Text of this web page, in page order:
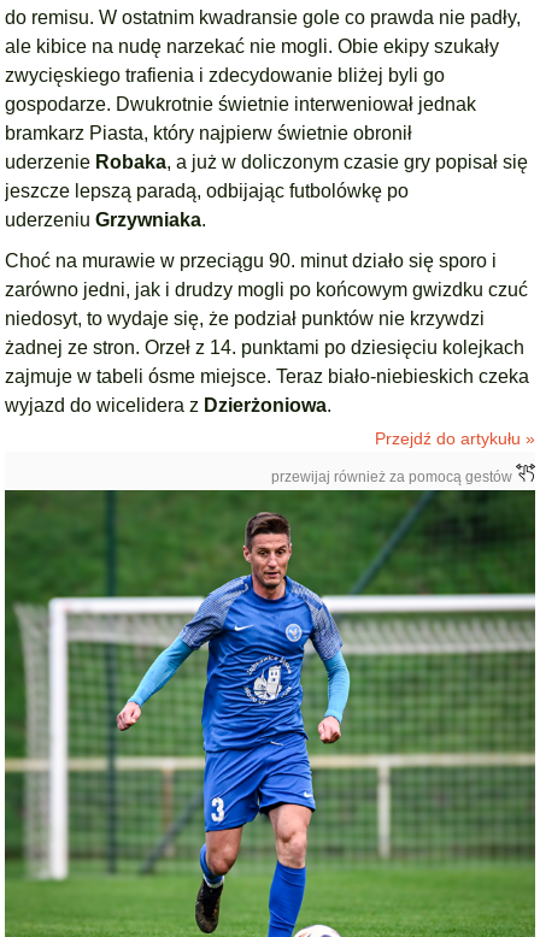
do remisu. W ostatnim kwadransie gole co prawda nie padły,
ale kibice na nudę narzekać nie mogli. Obie ekipy szukały
zwycięskiego trafienia i zdecydowanie bliżej byli go
gospodarze. Dwukrotnie świetnie interweniował jednak
bramkarz Piasta, który najpierw świetnie obronił
uderzenie Robaka, a już w doliczonym czasie gry popisał się
jeszcze lepszą paradą, odbijając futbolówkę po
uderzeniuGrzywniaka.
Choć na murawie w przeciągu 90. minut działo się sporo i
zarówno jedni, jak i drudzy mogli po końcowym gwizdku czuć
niedosyt, to wydaje się, że podział punktów nie krzywdzi
żadnej ze stron. Orzeł z 14. punktami po dziesięciu kolejkach
zajmuje w tabeli ósme miejsce. Teraz biało-niebieskich czeka
wyjazd do wicelidera z Dzierżoniowa.
Przejdź do artykułu »
przewijaj również za pomocą gestów